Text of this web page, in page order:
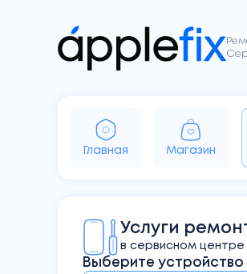
Главная Магазин
Sony Dyson
Услуги
в сервисном центре
Выберите устройство